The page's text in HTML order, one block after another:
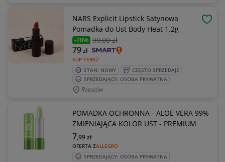
NARS Explicit Lipstick Satynowa
Pomadka do Ust Body Heat 1.2g
-20% 99,00 zł
KUP TERAZ
79zł
STAN: NOWY
CZĘSTO SPRZEDAJE
SPRZEDAJĄCY: OSOBA PRYWATNA
Rzeszów
POMADKA OCHRONNA - ALOE VERA 99%
ZMIENIAJĄCA KOLOR UST - PREMIUM
OFERTA ZALLEGRO
7,99zł
SPRZEDAJĄCY: OSOBA PRYWATNA